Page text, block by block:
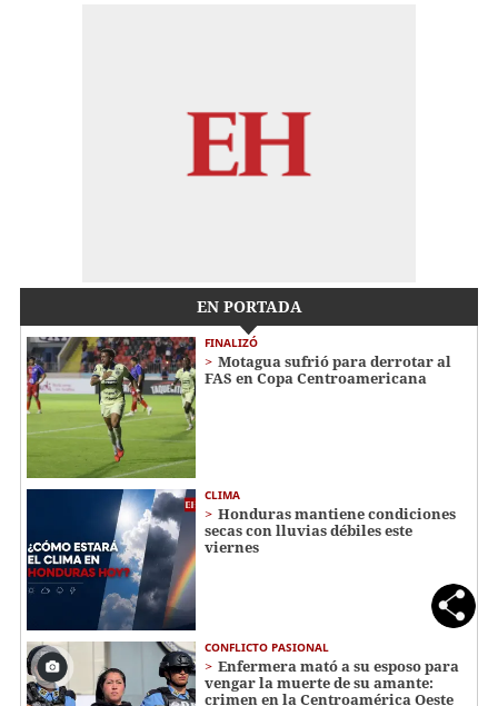
EN PORTADA
FINALIZÓ
Motagua sufrió para derrotar al
FAS en Copa Centroamericana
CLIMA
Honduras mantiene condiciones
secas con lluvias débiles este
viernes
CONFLICTO PASIONAL
Enfermera mató a su esposo para
vengar la muerte de su amante:
crimen en la Centroamérica Oeste